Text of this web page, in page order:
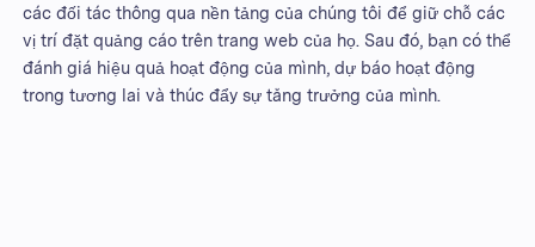
các đối tác thông qua nền tảng của chúng tôi để giữ chỗ các
vị trí đặt quảng cáo trên trang web của họ. Sau đó, bạn có thể
đánh giá hiệu quả hoạt động của mình, dự báo hoạt động
trong tương lai và thúc đẩy sự tăng trưởng của mình.